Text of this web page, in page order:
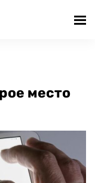
место